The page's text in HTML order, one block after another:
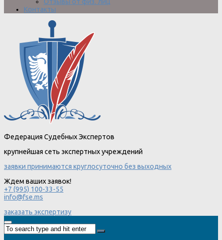
Отзывы от физ. лиц
Контакты
Федерация Судебных Экспертов
крупнейшая сеть экспертных учреждений
заявки принимаются круглосуточно без выходных
Ждем ваших заявок!
+7 (995) 100-33-55
info@fse.ms
заказать экспертизу